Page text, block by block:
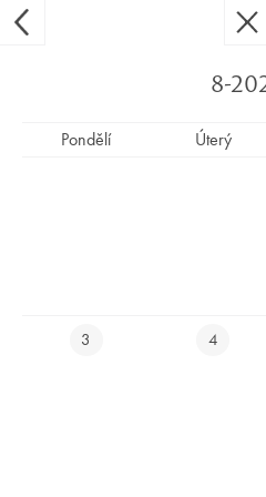
Ypsilon Golf Resort
8-
Pondělí Úterý
3 4